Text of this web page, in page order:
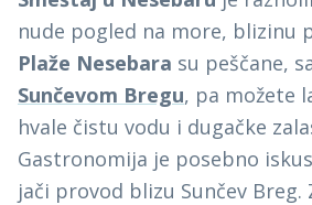
nude pogled na more, blizinu
Plaže Nesebara su peščane,
Sunčevom Bregu, pa možete
hvale čistu vodu i dugačke
Gastronomija je posebno
jači provod blizu Sunčev